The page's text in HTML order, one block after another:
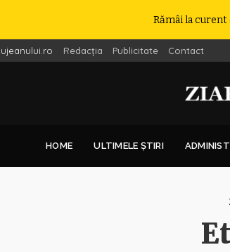
Rămâi la curent
Redacția Publicitate Contact
HOME ULTIMELE ȘTIRI